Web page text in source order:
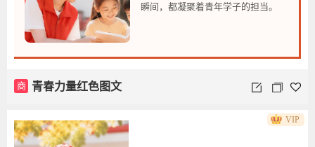
瞬间，都凝聚着青年学子的担当。
商 青春力量红色图文
VIP